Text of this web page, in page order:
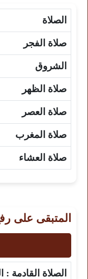
الصلاة
صلاة الفجر
الشروق
صلاة الظهر
صلاة العصر
صلاة المغرب
صلاة العشاء
المتبقى على
الصلاة القادمة :